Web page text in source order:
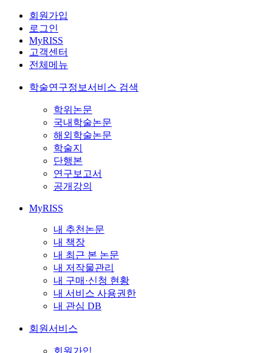
회원가입
로그인
MyRISS
고객센터
전체메뉴
학술연구정보서비스 검색
학위논문
국내학술논문
해외학술논문
학술지
단행본
연구보고서
공개강의
MyRISS
내 추천논문
내 책장
내 최근 본 논문
내 저작물관리
내 구매·신청 현황
내 서비스 사용권한
내 관심 DB
회원서비스
회원가입